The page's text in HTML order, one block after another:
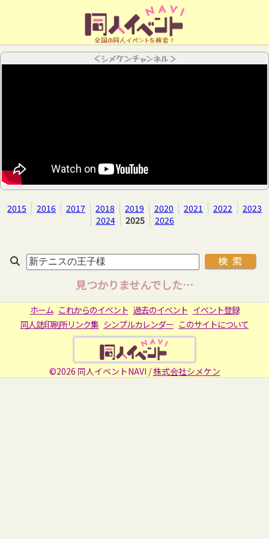
全国の同人イベントを検索！
＜シメケンチャンネル＞
2015 2016 2017 2018 2019 2020 2021 2022
2023
2024
2025 2026
見つかりませんでした…
ホーム これからのイベント 過去のイベント イベント登録
同人誌印刷所リンク集 シンプルカレンダー このサイトについて
©2026 同人イベントNAVI /株式会社シメケン